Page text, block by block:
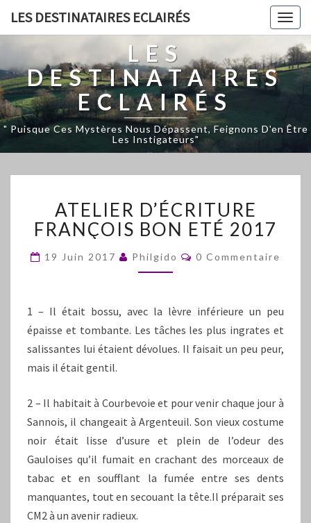
LES DESTINATAIRES ECLAIRÉS
LES
DESTINATAIRES
ECLAIRÉS
" Puisque Ces Mystères Nous Dépassent, Feignons D'en Être
Les Instigateurs"
D’ÉCRITURE
FRANÇOIS
BON
ETÉ
2017
ATELIER D’ÉCRITURE
FRANÇOIS BON ETÉ 2017
19 Juin 2017 Philgido Commentaires
0 Commentaire
1 – Il était bossu, avec la lèvre inférieure un peu
épaisse et tombante. Les tâches les plus ingrates et
salissantes lui étaient dévolues. Il faisait un peu peur,
mais il était gentil.
2 – Il habitait à Courbevoie et pour venir chaque jour à
Sannois, il changeait à Argenteuil. Son vieux costume
noir était lisse d’usure et plein de l’odeur des
Gauloises qu’il fumait en crachant des morceaux de
tabac et en soufflant la fumée entre ses dents
manquantes, tout en secouant la tête.Il préparait ses
CM2 à un avenir radieux.